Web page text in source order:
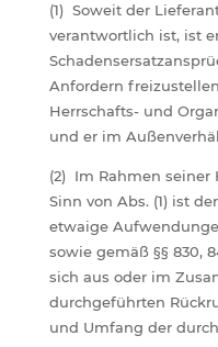
(1) Soweit der
verantwortlich ist, ist
Anfordern
Herrschafts- und
und er im
(2) Im Rahmen
Sinn von Abs. (1) ist
etwaige
sowie gemäß §§ 830,
sich aus oder im
durchgeführten
und Umfang der